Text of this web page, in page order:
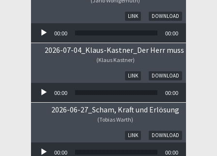
DOWNLOAD
LINK
00:00 00:00
2026-07-04_Klaus-Kastner_Der Herr muss im
(Klaus Kastner)
DOWNLOAD
LINK
00:00 00:00
2026-06-27_Scham, Kraft und Erlösung
(Tobias Warth)
DOWNLOAD
LINK
00:00 00:00